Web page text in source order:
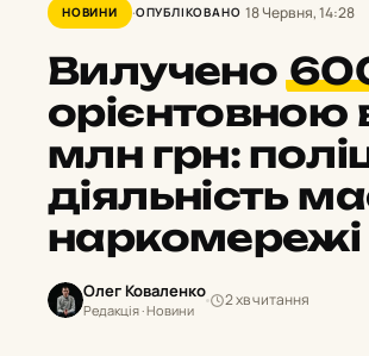
контенту
НОВИНИ ОПУБЛІКОВАНО 18 Червня, 14:28
Вилучено
орієнтовною
млн грн:
діяльність
наркомережі
Олег Коваленко
Редакція · Новини
2 хв читання